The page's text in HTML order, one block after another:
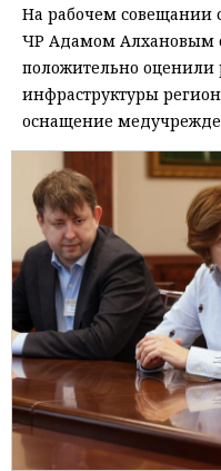
На рабочем совещании
ЧР Адамом Алхановым
положительно
инфраструктуры
оснащение